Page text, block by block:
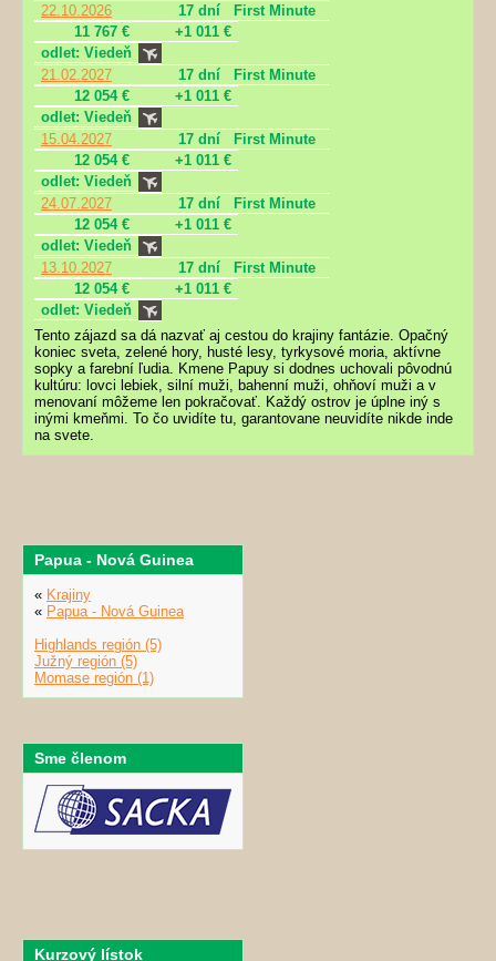
22.10.2026
17 dní
First Minute
11 767 €
+1 011 €
odlet: Viedeň
21.02.2027
17 dní
First Minute
12 054 €
+1 011 €
odlet: Viedeň
15.04.2027
17 dní
First Minute
12 054 €
+1 011 €
odlet: Viedeň
24.07.2027
17 dní
First Minute
12 054 €
+1 011 €
odlet: Viedeň
13.10.2027
17 dní
First Minute
12 054 €
+1 011 €
odlet: Viedeň
Tento zájazd sa dá nazvať aj cestou do krajiny fantázie. Opačný
koniec sveta, zelené hory, husté lesy, tyrkysové moria, aktívne
sopky a farební ľudia. Kmene Papuy si dodnes uchovali pôvodnú
kultúru: lovci lebiek, silní muži, bahenní muži, ohňoví muži a v
menovaní môžeme len pokračovať. Každý ostrov je úplne iný s
inými kmeňmi. To čo uvidíte tu, garantovane neuvidíte nikde inde
na svete.
Papua - Nová Guinea
« Krajiny
« Papua - Nová Guinea
Highlands región (5)
Južný región (5)
Momase región (1)
Sme členom
Kurzový lístok